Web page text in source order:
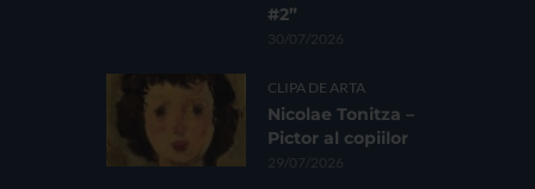
#2”
30/07/2026
CLIPA DE ARTA
Nicolae Tonitza –
Pictor al copiilor
29/07/2026